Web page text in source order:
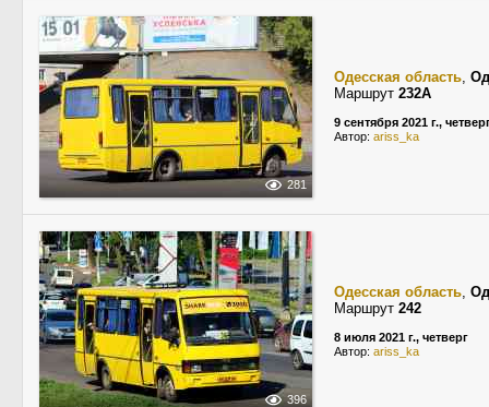
281
Одесская область,
Маршрут 232А
9 сентября 2021 г.,
Автор: ariss_ka
396
Одесская область,
Маршрут 242
8 июля 2021 г., четверг
Автор: ariss_ka